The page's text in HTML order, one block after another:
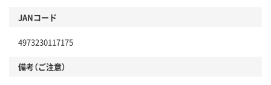
JANコード
4973230117175
備考（ご注意）